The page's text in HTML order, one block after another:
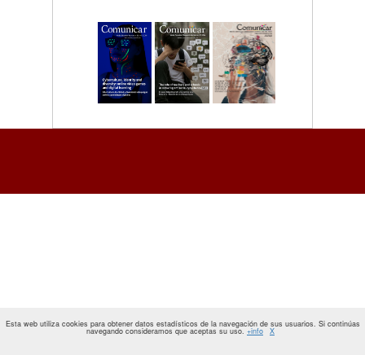
Esta web utiliza cookies para obtener datos estadísticos de la navegación de sus usuarios. Si continúas
navegando consideramos que aceptas su uso. +info X